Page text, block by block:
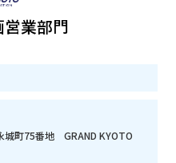
業部門
城町75番地 GRAND KYOTO